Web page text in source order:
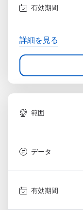
有効期間
詳細を見る
範囲
データ
有効期間